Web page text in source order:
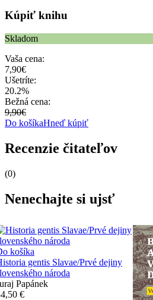
Kúpiť knihu
Skladom
Vaša cena:
7,90€
Ušetríte:
20.2%
Bežná cena:
9,90€
Do košíkaHneď kúpiť
Recenzie čitateľov
(0)
Nenechajte si ujsť
košíka
gentis Slavae/Prvé dejiny
národa
Papánek
€